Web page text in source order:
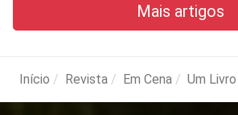
Mais artigos
Início Revista Em Cena Um Livro